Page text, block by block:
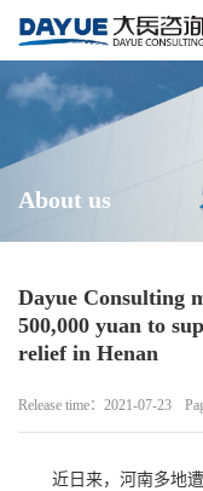
About us
Dayue Consulting
500,000 yuan to
relief in Henan
Release time：2021-07-23
近日来，河南多地